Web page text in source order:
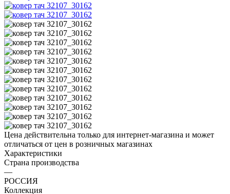
Цена действительна только для интернет-магазина и может
отличаться от цен в розничных магазинах
Характеристики
Страна производства
—
РОССИЯ
Коллекция